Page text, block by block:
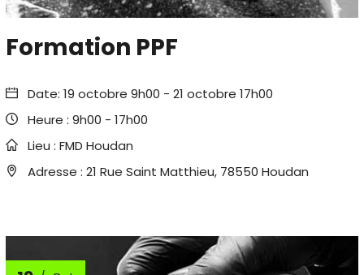
Formation PPF
Date: 19 octobre 9h00 -21 octobre 17h00
Heure : 9h00 - 17h00
Lieu : FMD Houdan
Adresse : 21 Rue Saint Matthieu, 78550 Houdan